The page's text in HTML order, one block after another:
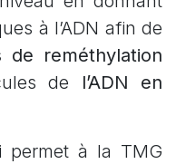
à l’ADN afin de
de reméthylation
de l’ADN en
permet à la TMG